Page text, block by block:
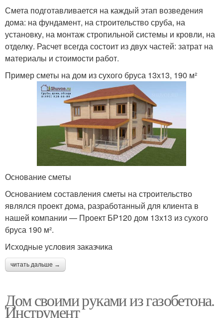
Смета подготавливается на каждый этап возведения
дома: на фундамент, на строительство сруба, на
установку, на монтаж стропильной системы и кровли, на
отделку. Расчет всегда состоит из двух частей: затрат на
материалы и стоимости работ.
Пример сметы на дом из сухого бруса 13х13, 190 м²
Основание сметы
Основанием составления сметы на строительство
являлся проект дома, разработанный для клиента в
нашей компании — Проект БР120 дом 13х13 из сухого
бруса 190 м².
Исходные условия заказчика
читать дальше →
Дом своими руками из газобетона.
Инструмент